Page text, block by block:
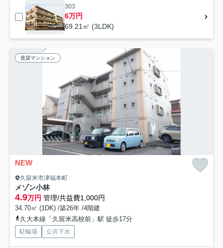
303
6万円
69.21㎡ (3LDK)
賃貸マンション
NEW
久留米市津福本町
メゾン小林
4.9万円 管理/共益費1,000円
34.70㎡ (1DK) /築26年 /4階建
久大本線「久留米高校前」駅 徒歩17分
駐輪場 公共下水